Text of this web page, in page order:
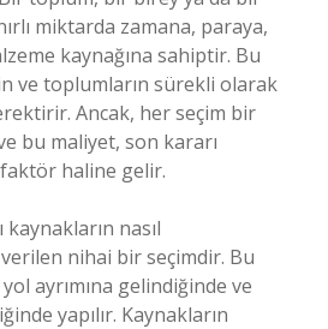
miktarda zamana, paraya,
kaynağına sahiptir. Bu
ve toplumların sürekli olarak
Ancak, her seçim bir
bu maliyet, son kararı
haline gelir.
kaynakların nasıl
verilen nihai bir seçimdir. Bu
ayrımına gelindiğinde ve
yapılır. Kaynakların